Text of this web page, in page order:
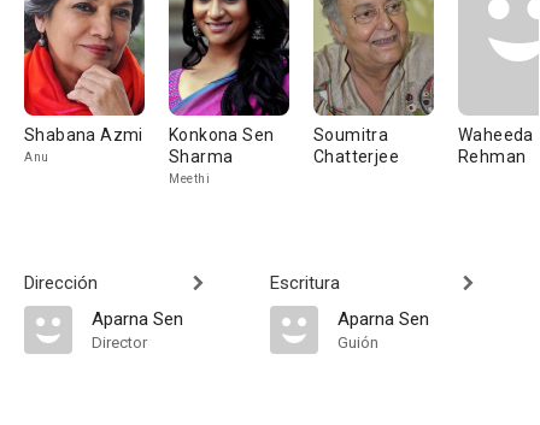
Shabana Azmi
Anu
Konkona Sen
Sharma
Meethi
Soumitra
Chatterjee
Waheeda
Rehman
Dirección
Aparna Sen
Director
Escritura
Aparna Sen
Guión